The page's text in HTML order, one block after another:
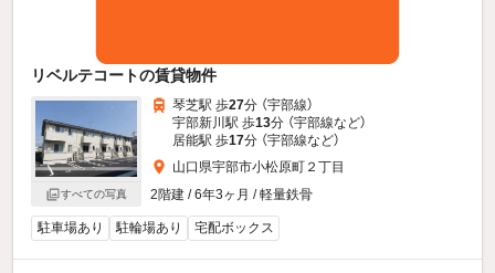
リベルテコートの賃貸物件
すべての写真
琴芝駅 歩27分 （宇部線）
宇部新川駅 歩13分 （宇部線など）
居能駅 歩17分 （宇部線など）
山口県宇部市小松原町２丁目
2階建 / 6年3ヶ月 / 軽量鉄骨
駐車場あり 駐輪場あり 宅配ボックス